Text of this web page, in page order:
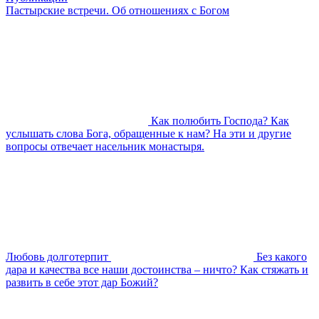
Пастырские встречи. Об отношениях с Богом
Как полюбить Господа? Как
услышать слова Бога, обращенные к нам? На эти и другие
вопросы отвечает насельник монастыря.
Любовь долготерпит
Без какого
дара и качества все наши достоинства – ничто? Как стяжать и
развить в себе этот дар Божий?